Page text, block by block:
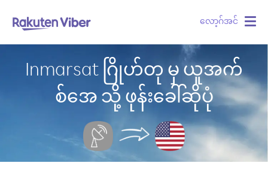
လော့ဂ်အင်
Inmarsat ဂြိုဟ်တု မှ ယူအက်
စ်အေ သို့ ဖုန်းခေါ်ဆိုပုံ